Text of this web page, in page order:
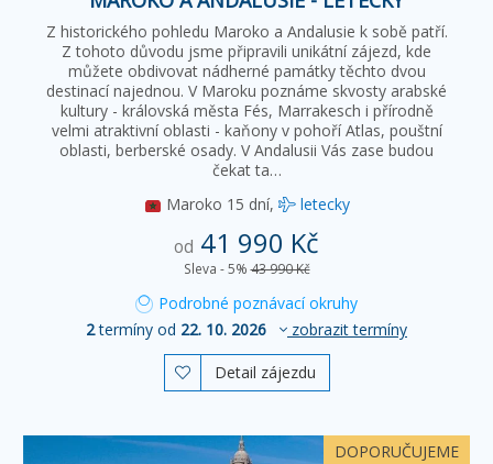
Z historického pohledu Maroko a Andalusie k sobě patří.
Z tohoto důvodu jsme připravili unikátní zájezd, kde
můžete obdivovat nádherné památky těchto dvou
destinací najednou. V Maroku poznáme skvosty arabské
kultury - královská města Fés, Marrakesch i přírodně
velmi atraktivní oblasti - kaňony v pohoří Atlas, pouštní
oblasti, berberské osady. V Andalusii Vás zase budou
čekat ta…
Maroko 15 dní, letecky
od 41 990 Kč
Sleva - 5% 43 990 Kč
Podrobné poznávací okruhy
2termíny od 22. 10. 2026 zobrazit termíny
 Detail zájezdu
DOPORUČUJEME